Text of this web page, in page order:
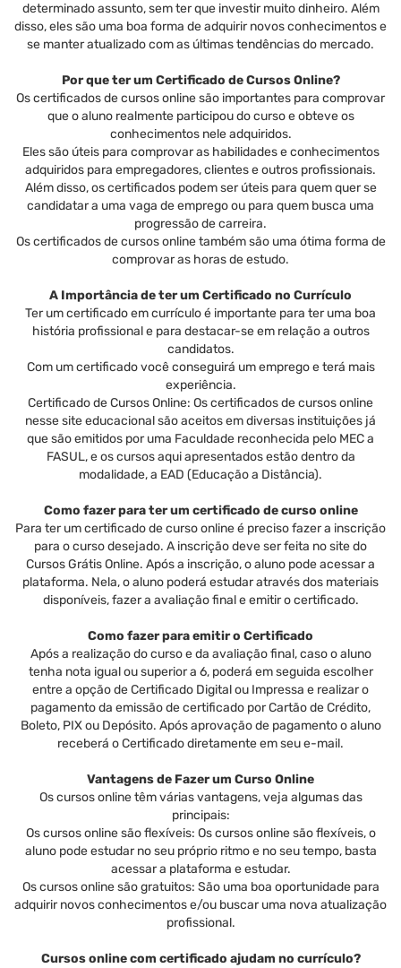
determinado assunto, sem ter que investir muito dinheiro. Além
disso, eles são uma boa forma de adquirir novos conhecimentos e
se manter atualizado com as últimas tendências do mercado.
Por que ter um Certificado de Cursos Online?
Os certificados de cursos online são importantes para comprovar
que o aluno realmente participou do curso e obteve os
conhecimentos nele adquiridos.
Eles são úteis para comprovar as habilidades e conhecimentos
adquiridos para empregadores, clientes e outros profissionais.
Além disso, os certificados podem ser úteis para quem quer se
candidatar a uma vaga de emprego ou para quem busca uma
progressão de carreira.
Os certificados de cursos online também são uma ótima forma de
comprovar as horas de estudo.
A Importância de ter um Certificado no Currículo
Ter um certificado em currículo é importante para ter uma boa
história profissional e para destacar-se em relação a outros
candidatos.
Com um certificado você conseguirá um emprego e terá mais
experiência.
Certificado de Cursos Online: Os certificados de cursos online
nesse site educacional são aceitos em diversas instituições já
que são emitidos por uma Faculdade reconhecida pelo MEC a
FASUL, e os cursos aqui apresentados estão dentro da
modalidade, a EAD (Educação a Distância).
Como fazer para ter um certificado de curso online
Para ter um certificado de curso online é preciso fazer a inscrição
para o curso desejado. A inscrição deve ser feita no site do
Cursos Grátis Online. Após a inscrição, o aluno pode acessar a
plataforma. Nela, o aluno poderá estudar através dos materiais
disponíveis, fazer a avaliação final e emitir o certificado.
Como fazer para emitir o Certificado
Após a realização do curso e da avaliação final, caso o aluno
tenha nota igual ou superior a 6, poderá em seguida escolher
entre a opção de Certificado Digital ou Impressa e realizar o
pagamento da emissão de certificado por Cartão de Crédito,
Boleto, PIX ou Depósito. Após aprovação de pagamento o aluno
receberá o Certificado diretamente em seu e-mail.
Vantagens de Fazer um Curso Online
Os cursos online têm várias vantagens, veja algumas das
principais:
Os cursos online são flexíveis: Os cursos online são flexíveis, o
aluno pode estudar no seu próprio ritmo e no seu tempo, basta
acessar a plataforma e estudar.
Os cursos online são gratuitos: São uma boa oportunidade para
adquirir novos conhecimentos e/ou buscar uma nova atualização
profissional.
Cursos online com certificado ajudam no currículo?